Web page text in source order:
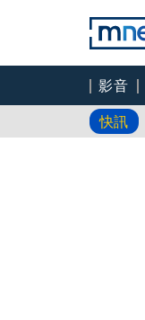
影音
快訊